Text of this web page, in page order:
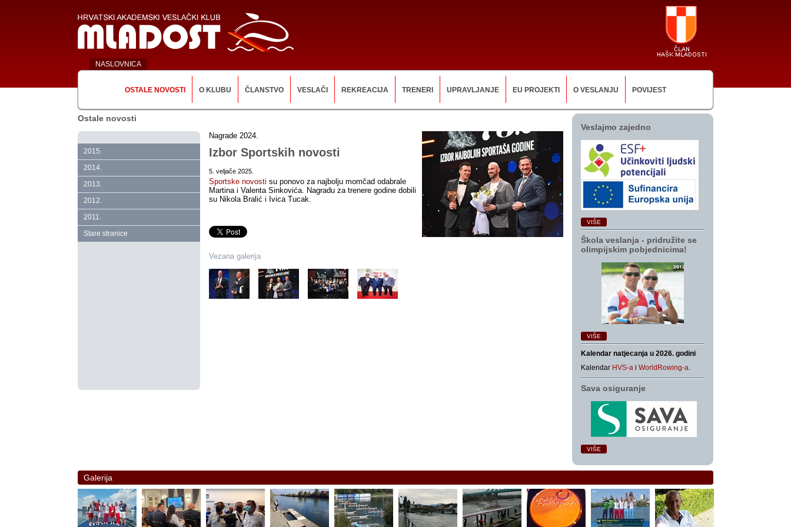
NASLOVNICA
OSTALE NOVOSTI O KLUBU ČLANSTVO VESLAČI REKREACIJA TRENERI UPRAVLJANJE EU PROJEKTI O VESLANJU POVIJEST
Ostale novosti
2015.
2014.
2013.
2012.
2011.
Stare stranice
Nagrade 2024.
Izbor Sportskih novosti
5. veljače 2025.
Sportske novosti su ponovo za najbolju momčad odabrale
Martina i Valenta Sinkovića. Nagradu za trenere godine dobili
su Nikola Bralić i Ivica Tucak.
Vezana galerija
Veslajmo zajedno
VIŠE
Škola veslanja ‑ pridružite se
olimpijskim pobjednicima!
VIŠE
Kalendar natjecanja u 2026. godini
Kalendar HVS-a i WorldRowing-a.
Sava osiguranje
VIŠE
Galerija